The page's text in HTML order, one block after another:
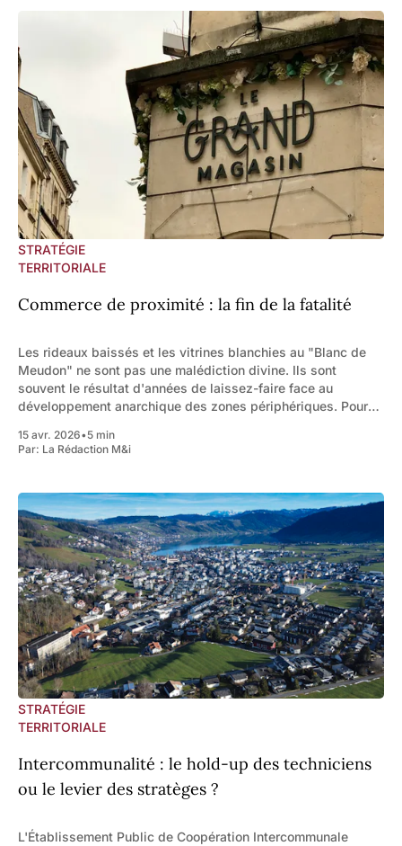
STRATÉGIE
TERRITORIALE
Commerce de proximité : la fin de la fatalité
Les rideaux baissés et les vitrines blanchies au "Blanc de
Meudon" ne sont pas une malédiction divine. Ils sont
souvent le résultat d'années de laissez-faire face au
développement anarchique des zones périphériques. Pour
doit
15 avr. 2026•5 min
Par: La Rédaction M&i
STRATÉGIE
TERRITORIALE
Intercommunalité : le hold-up des techniciens
ou le levier des stratèges ?
L'Établissement Public de Coopération Intercommunale